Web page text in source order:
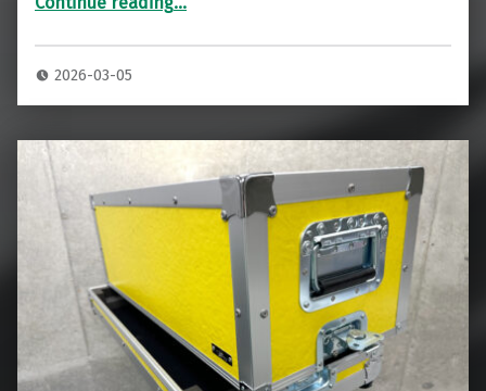
“DIVIDED by13 FTR37 HD ヘッドアンプ 専用ハードケース”
2026-03-05